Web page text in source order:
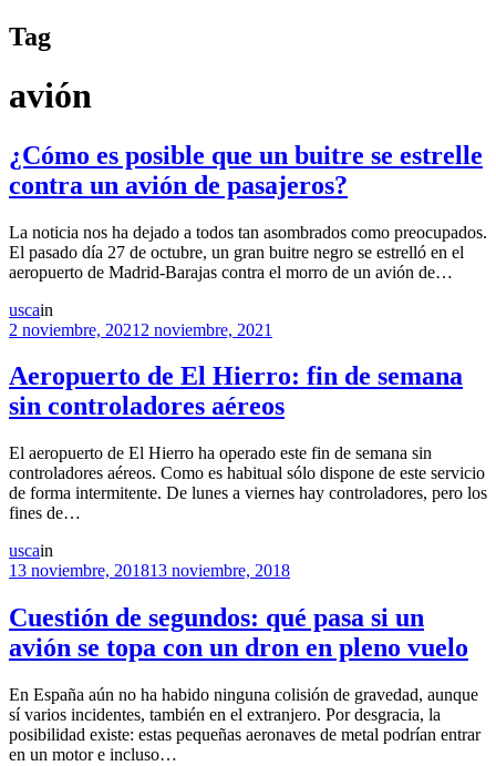
Tag
avión
¿Cómo es posible que un buitre se estrelle
contra un avión de pasajeros?
La noticia nos ha dejado a todos tan asombrados como preocupados.
El pasado día 27 de octubre, un gran buitre negro se estrelló en el
aeropuerto de Madrid-Barajas contra el morro de un avión de…
uscain
2 noviembre, 2021 2 noviembre, 2021
Aeropuerto de El Hierro: fin de semana
sin controladores aéreos
El aeropuerto de El Hierro ha operado este fin de semana sin
controladores aéreos. Como es habitual sólo dispone de este servicio
de forma intermitente. De lunes a viernes hay controladores, pero los
fines de…
uscain
13 noviembre, 201813 noviembre, 2018
Cuestión de segundos: qué pasa si un
avión se topa con un dron en pleno vuelo
En España aún no ha habido ninguna colisión de gravedad, aunque
sí varios incidentes, también en el extranjero. Por desgracia, la
posibilidad existe: estas pequeñas aeronaves de metal podrían entrar
en un motor e incluso…